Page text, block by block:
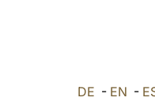
DE - EN -